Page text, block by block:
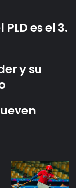
PLD es el 3.
y su